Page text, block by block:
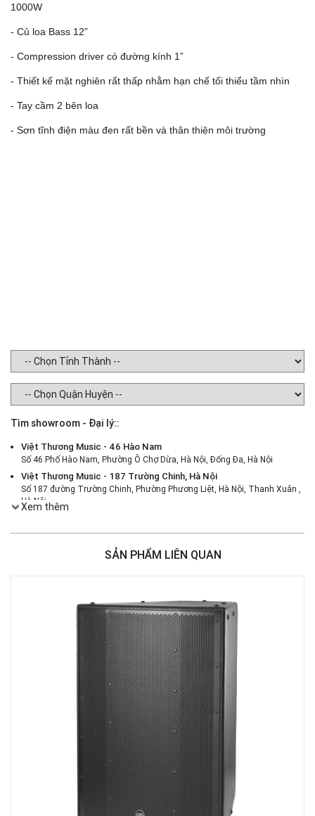
1000W
- Củ loa Bass 12”
- Compression driver có đường kính 1”
- Thiết kế mặt nghiên rất thấp nhằm hạn chế tối thiểu tầm nhìn
- Tay cầm 2 bên loa
- Sơn tĩnh điện màu đen rất bền và thân thiện môi trường
Tìm showroom - Đại lý::
Việt Thương Music - 46 Hào Nam
Số 46 Phố Hào Nam, Phường Ô Chợ Dừa, Hà Nội, Đống Đa, Hà Nội
Việt Thương Music - 187 Trường Chinh, Hà Nội
Số 187 đường Trường Chinh, Phường Phương Liệt, Hà Nội, Thanh Xuân ,
Hà Nội
386 Cách Mạng Tháng Tám, Phường Nhiêu Lộc, TPHCM, Quận 3, Hồ Chí
Việt Thương Music - 369 Điện Biên Phủ
180B Võ Thị Sáu, Phường Xuân Hòa, TPHCM, Quận 3, Hồ Chí Minh
Việt Thương Music - Crescent Mall
6F-01 Tầng 6 Trung Tâm Thương Mại Crescent Mall, 101 Tôn Dật Tiên,
Phường Tân Mỹ, TPHCM, Quận 7, Hồ Chí Minh
Việt Thương Music - 49E Phan Đăng Lưu
49E Phan Đăng Lưu, Phường Bình Thạnh, TPHCM, Quận Bình Thạnh, Hồ
Việt Thương Music - Phường Gò Vấp
11 Đường số 3, Khu dân cư Cityland Park Hill, Phường Gò Vấp, TPHCM,
Quận Gò Vấp, Hồ Chí Minh
Việt Thương Music - 442 Lũy Bán Bích
442 Lũy Bán Bích, Phường Tân Phú, TPHCM, Quận Tân Phú, Hồ Chí Minh
Việt Thương Music - 12 Quốc Hương
Tầng G, Tòa nhà Thảo Điền Pearl, 12 Quốc Hương, Phường An Khánh,
TPHCM, Quận 2, Hồ Chí Minh
Xem thêm
SẢN PHẨM LIÊN QUAN